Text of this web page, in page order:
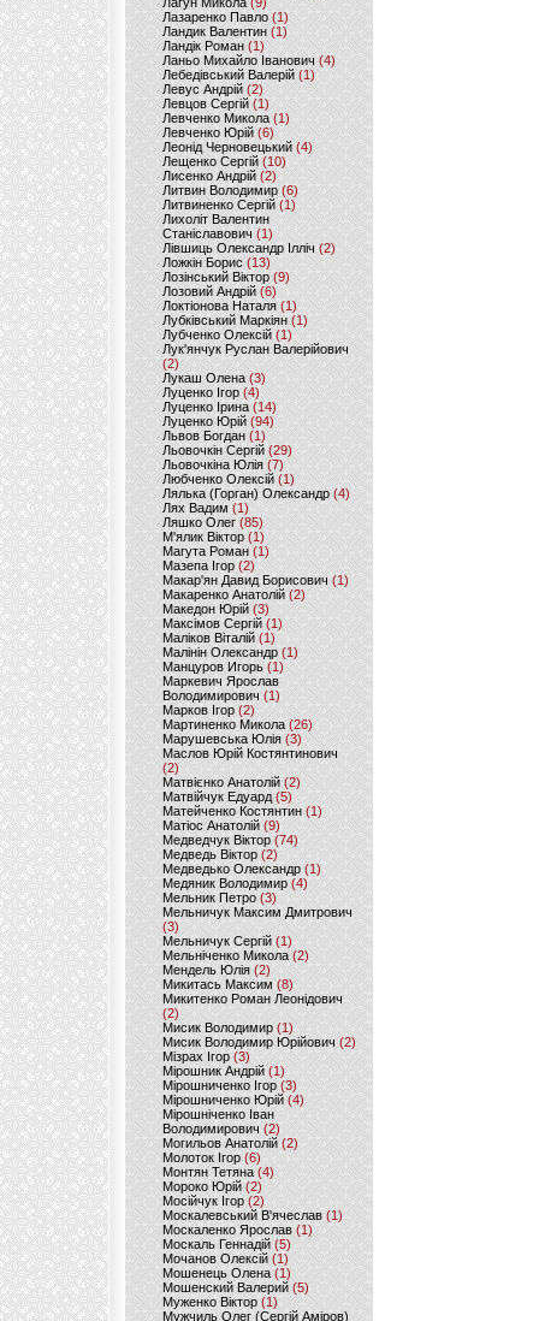
Лазаренко Павло (1)
Ландик Валентин (1)
Ландік Роман (1)
Ланьо Михайло Іванович(4)
Лебедівський Валерій(1)
Левус Андрій(2)
Левцов Сергій (1)
Левченко Микола (1)
Левченко Юрій (6)
Леонід Черновецький (4)
Лещенко Сергій (10)
Лисенко Андрій (2)
Литвин Володимир (6)
Литвиненко Сергій (1)
Лихоліт Валентин
Станіславович (1)
Лівшиць Олександр Ілліч (2)
Ложкін Борис(13)
Лозінський Віктор(9)
Лозовий Андрій (6)
Локтіонова Наталя (1)
Лубківський Маркіян(1)
Лубченко Олексій (1)
Лук'янчук Руслан Валерійович
(2)
Лукаш Олена (3)
Луценко Ігор (4)
Луценко Ірина (14)
Луценко Юрій (94)
Львов Богдан (1)
Льовочкін Сергій (29)
Льовочкіна Юлія(7)
Любченко Олексій(1)
Лялька (Горган) Олександр(4)
Лях Вадим (1)
Ляшко Олег (85)
М'ялик Віктор(1)
Магута Роман(1)
Мазепа Ігор (2)
Макар'ян Давид Борисович(1)
Макаренко Анатолій (2)
Македон Юрій(3)
Максімов Сергій (1)
Маліков Віталій (1)
Малінін Олександр (1)
Манцуров Игорь (1)
Маркевич Ярослав
Володимирович (1)
Марков Ігор (2)
Мартиненко Микола (26)
Марушевська Юлія (3)
Маслов Юрій Костянтинович
(2)
Матвієнко Анатолій (2)
Матвійчук Едуард(5)
Матейченко Костянтин (1)
Матіос Анатолій (9)
Медведчук Віктор(74)
Медведь Віктор (2)
Медведько Олександр (1)
Медяник Володимир(4)
Мельник Петро (3)
Мельничук Максим Дмитрович
(3)
Мельничук Сергій (1)
Мельніченко Микола (2)
Мендель Юлія (2)
Микитась Максим (8)
Микитенко Роман Леонідович
(2)
Мисик Володимир (1)
Мисик Володимир Юрійович(2)
Мізрах Ігор(3)
Мірошник Андрій(1)
Мірошниченко Ігор (3)
Мірошниченко Юрій(4)
Мірошніченко Іван
Володимирович (2)
Могильов Анатолій (2)
Молоток Ігор (6)
Монтян Тетяна (4)
Мороко Юрій(2)
Мосійчук Ігор (2)
Москалевський В'ячеслав (1)
Москаленко Ярослав (1)
Москаль Геннадій (5)
Мочанов Олексій(1)
Мошенець Олена(1)
Мошенский Валерий (5)
Муженко Віктор (1)
Мужчиль Олег (Сергій Аміров)